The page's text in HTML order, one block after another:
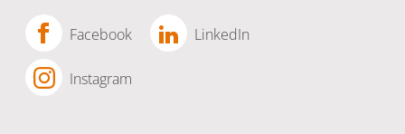
Facebook LinkedIn
Instagram